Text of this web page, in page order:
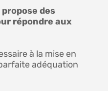
des
répondre aux
à la mise en
adéquation